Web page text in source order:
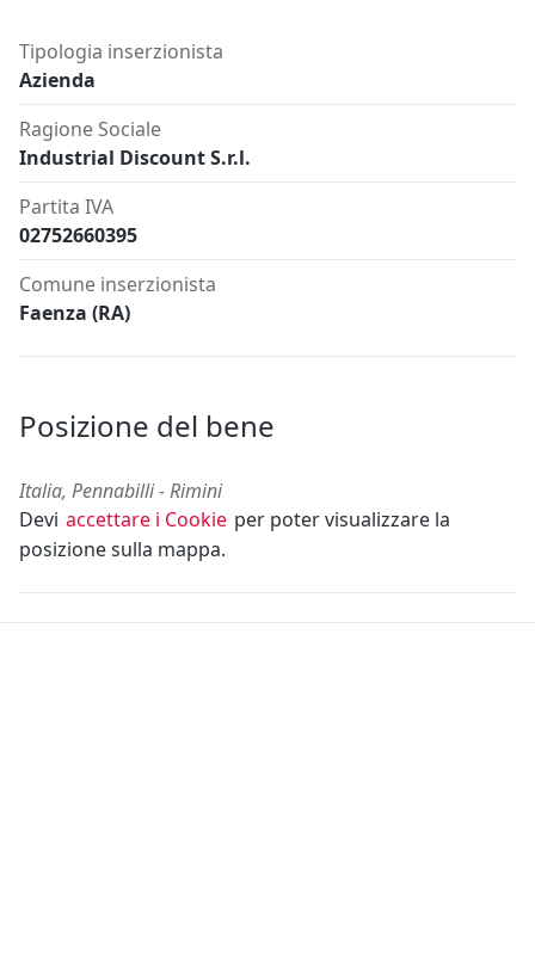
Tipologia inserzionista
Azienda
Ragione Sociale
Industrial Discount S.r.l.
Partita IVA
02752660395
Comune inserzionista
Faenza (RA)
Posizione del bene
Italia, Pennabilli - Rimini
Devi accettare i Cookie per poter visualizzare la
posizione sulla mappa.